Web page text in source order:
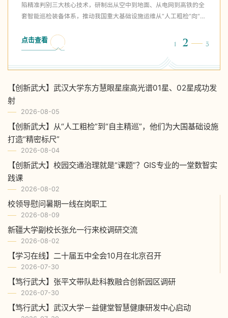
理促育人、育人强治理”的理念落地生根。
空，“一箭双星”成功将武汉大学东方慧眼星座高光谱01、02星送入预
定轨道。
点击查看
1 2 3
陷精准判别三大核心技术，研制出从空中到地面、从电网到高铁的全
套智能巡检装备体系，推动我国重大基础设施运维从“人工粗检”向“自
点击查看
1 2 3
理促育人、育人强治理”的理念落地生根。
空，“一箭双星”成功将武汉大学东方慧眼星座高光谱01、02星送入预
定轨道。
点击查看
1 2 3
【创新武大】武汉大学东方慧眼星座高光谱01星、02星成功发
射
2026-08-05
【创新武大】从“人工粗检”到“自主精巡”，他们为大国基础设施
打造“精密标尺”
2026-08-04
【创新武大】校园交通治理就是“课题”？GIS专业的一堂数智实
践课
2026-08-02
校领导慰问暑期一线在岗职工
2026-08-09
新疆大学副校长张允一行来校调研交流
2026-08-02
【学习在线】二十届五中全会10月在北京召开
2026-07-30
【笃行武大】张平文带队赴科教融合创新园区调研
2026-07-30
【笃行武大】武汉大学－益健堂智慧健康研发中心启动